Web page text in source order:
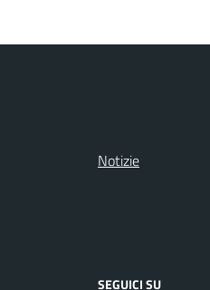
Notizie
SEGUICI SU